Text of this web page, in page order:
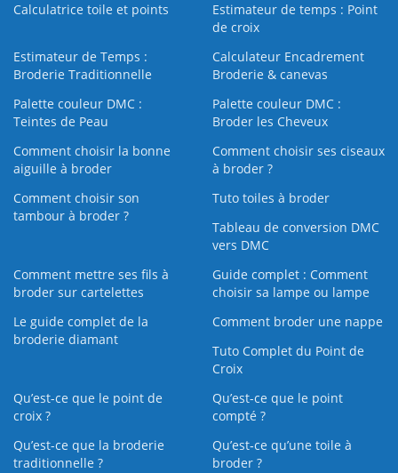
Calculatrice toile et points
Estimateur de temps : Point
de croix
Estimateur de Temps :
Broderie Traditionnelle
Calculateur Encadrement
Broderie & canevas
Palette couleur DMC :
Teintes de Peau
Palette couleur DMC :
Broder les Cheveux
Comment choisir la bonne
aiguille à broder
Comment choisir ses ciseaux
à broder ?
Comment choisir son
tambour à broder ?
Tuto toiles à broder
Tableau de conversion DMC
vers DMC
Comment mettre ses fils à
broder sur cartelettes
Guide complet : Comment
choisir sa lampe ou lampe
Le guide complet de la
broderie diamant
Comment broder une nappe
Tuto Complet du Point de
Croix
Qu’est-ce que le point de
croix ?
Qu’est-ce que le point
compté ?
Qu’est-ce que la broderie
traditionnelle ?
Qu’est‑ce qu’une toile à
broder ?